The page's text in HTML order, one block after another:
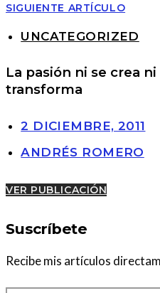
SIGUIENTE ARTÍCULO
UNCATEGORIZED
La pasión ni se crea
transforma
2 DICIEMBRE, 2011
ANDRÉS ROMERO
VER PUBLICACIÓN
Suscríbete
Recibe mis artículos